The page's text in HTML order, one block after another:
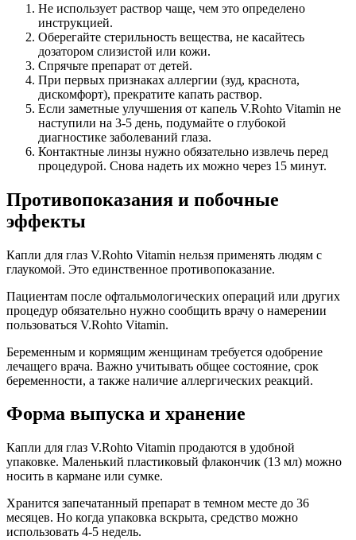
Не использует раствор чаще, чем это определено
инструкцией.
Оберегайте стерильность вещества, не касайтесь
дозатором слизистой или кожи.
Спрячьте препарат от детей.
При первых признаках аллергии (зуд, краснота,
дискомфорт), прекратите капать раствор.
Если заметные улучшения от капель V.Rohto Vitamin не
наступили на 3-5 день, подумайте о глубокой
диагностике заболеваний глаза.
Контактные линзы нужно обязательно извлечь перед
процедурой. Снова надеть их можно через 15 минут.
Противопоказания и побочные
эффекты
Капли для глаз V.Rohto Vitamin нельзя применять людям с
глаукомой. Это единственное противопоказание.
Пациентам после офтальмологических операций или других
процедур обязательно нужно сообщить врачу о намерении
пользоваться V.Rohto Vitamin.
Беременным и кормящим женщинам требуется одобрение
лечащего врача. Важно учитывать общее состояние, срок
беременности, а также наличие аллергических реакций.
Форма выпуска и хранение
Капли для глаз V.Rohto Vitamin продаются в удобной
упаковке. Маленький пластиковый флакончик (13 мл) можно
носить в кармане или сумке.
Хранится запечатанный препарат в темном месте до 36
месяцев. Но когда упаковка вскрыта, средство можно
использовать 4-5 недель.